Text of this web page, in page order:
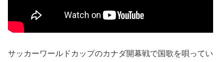
サッカーワールドカップのカナダ開幕戦で国歌を唄ってい